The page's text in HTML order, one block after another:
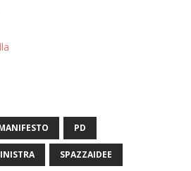
PD
SPAZZAIDEE